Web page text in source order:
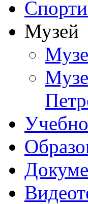
Музей